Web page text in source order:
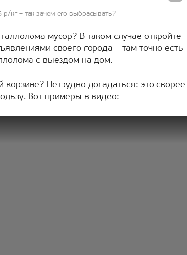
кг – так зачем его выбрасывать?
мусор? В таком случае откройте
своего города – там точно есть
с выездом на дом.
корзине? Нетрудно догадаться: это скорее
Вот примеры в видео: